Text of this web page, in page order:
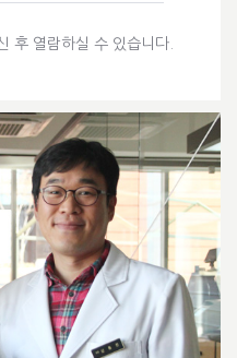
후 열람하실 수 있습니다.